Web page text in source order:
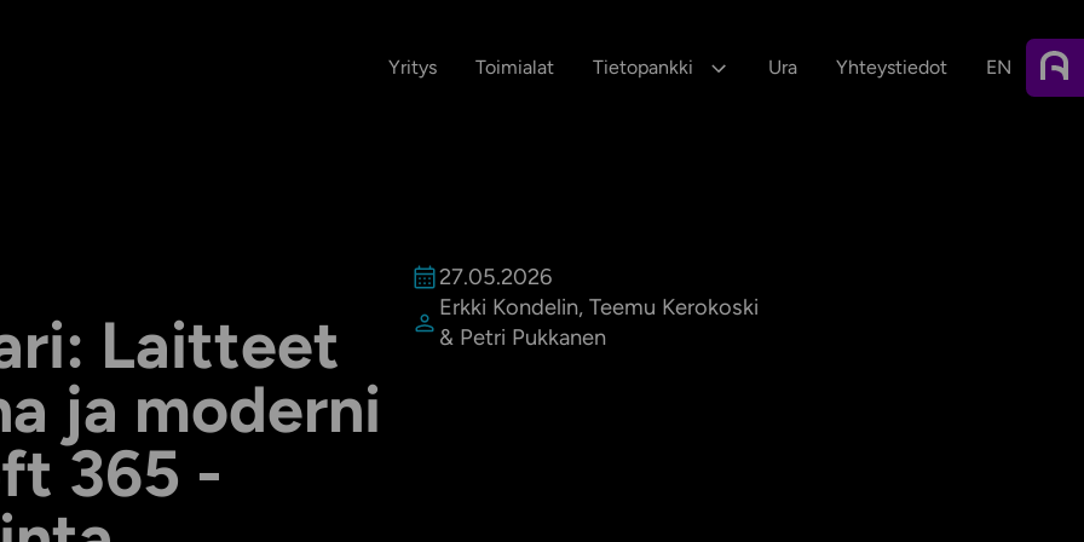
Yritys Toimialat Tietopankki Ura Yhteystiedot EN
Laitteet
ja moderni
365 -
27.05.2026
Erkki Kondelin, Teemu Kerokoski
& Petri Pukkanen